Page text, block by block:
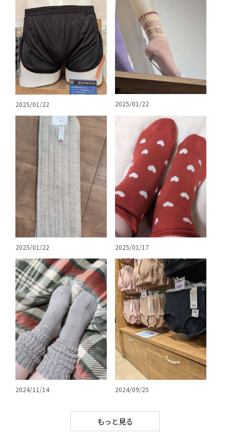
2025/01/22 2025/01/22
2025/01/22 2025/01/17
2024/11/14 2024/09/25
もっと見る